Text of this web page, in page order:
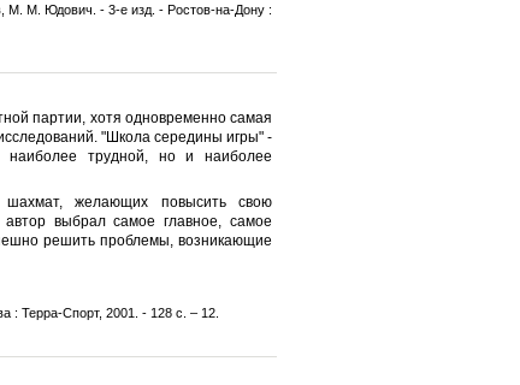
М. Юдович. - 3-е изд. - Ростов-на-Дону :
партии, хотя одновременно самая
"Школа середины игры" -
наиболее трудной, но и наиболее
шахмат, желающих повысить свою
выбрал самое главное, самое
решить проблемы, возникающие
Терра-Спорт, 2001. - 128 с. – 12.